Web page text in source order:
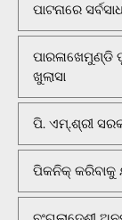
ପାଟନାରେ
ପାରଳାଖେମୁଣ୍ଡି
ଖୁଲାସା
ପି. ଏମ୍.ଶ୍ରୀ
ପିକନିକ୍‌ କରିବାକୁ